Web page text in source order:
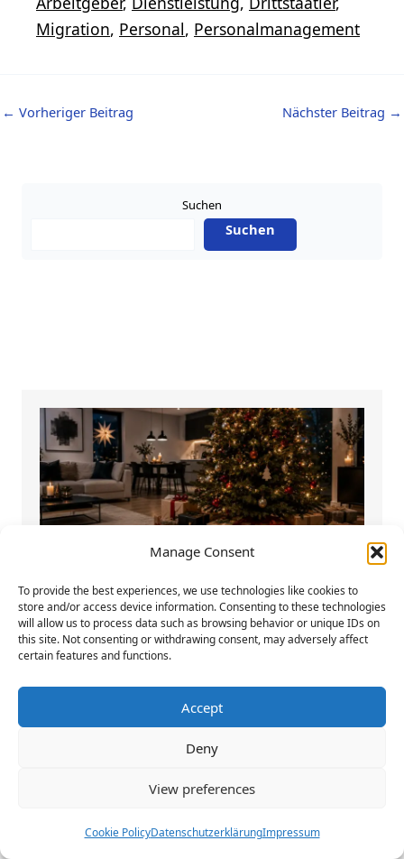
Manage Consent
To provide the best experiences, we use technologies like cookies to
store and/or access device information. Consenting to these technologies
will allow us to process data such as browsing behavior or unique IDs on
this site. Not consenting or withdrawing consent, may adversely affect
certain features and functions.
Accept
Deny
View preferences
Cookie PolicyDatenschutzerklärungImpressum
Migration, Personal, Personalmanagement
← Vorheriger Beitrag Nächster Beitrag →
Suchen
Suchen
beliebtesten Weihnachtsgeschenken
gehören
Weihnachten ist die Zeit, in der wir
unseren Liebsten mit kleinen und großen